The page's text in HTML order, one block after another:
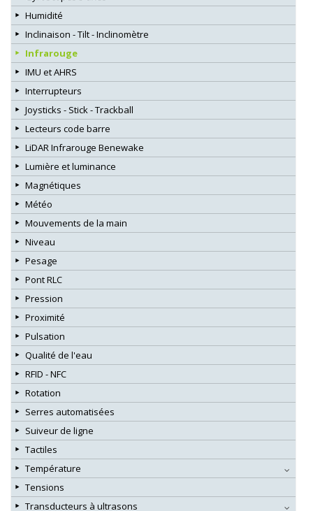
Humidité
Inclinaison - Tilt - Inclinomètre
Infrarouge
IMU et AHRS
Interrupteurs
Joysticks - Stick - Trackball
Lecteurs code barre
LiDAR Infrarouge Benewake
Lumière et luminance
Magnétiques
Météo
Mouvements de la main
Niveau
Pesage
Pont RLC
Pression
Proximité
Pulsation
Qualité de l'eau
RFID - NFC
Rotation
Serres automatisées
Suiveur de ligne
Tactiles
Température
Tensions
Transducteurs à ultrasons